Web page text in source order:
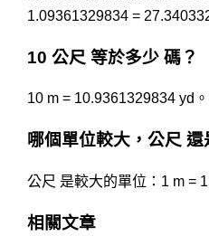
1.09361329834 =
10 公尺 等於多少 碼？
10 m = 10.9361329834 yd。
哪個單位較大，公尺 還
公尺 是較大的單位：1 m =
相關文章